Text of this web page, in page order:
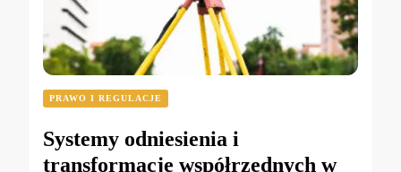
PRAWO I REGULACJE
Systemy odniesienia i
transformacje współrzędnych w